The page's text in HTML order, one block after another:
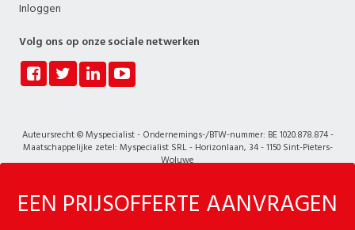
EEN PRIJSOFFERTE AANVRAGEN
Inloggen
Volg ons op onze sociale netwerken
Auteursrecht © Myspecialist - Ondernemings-/BTW-nummer: BE 1020.878.874 -
Maatschappelijke zetel: Myspecialist SRL - Horizonlaan, 34 - 1150 Sint-Pieters-
Woluwe